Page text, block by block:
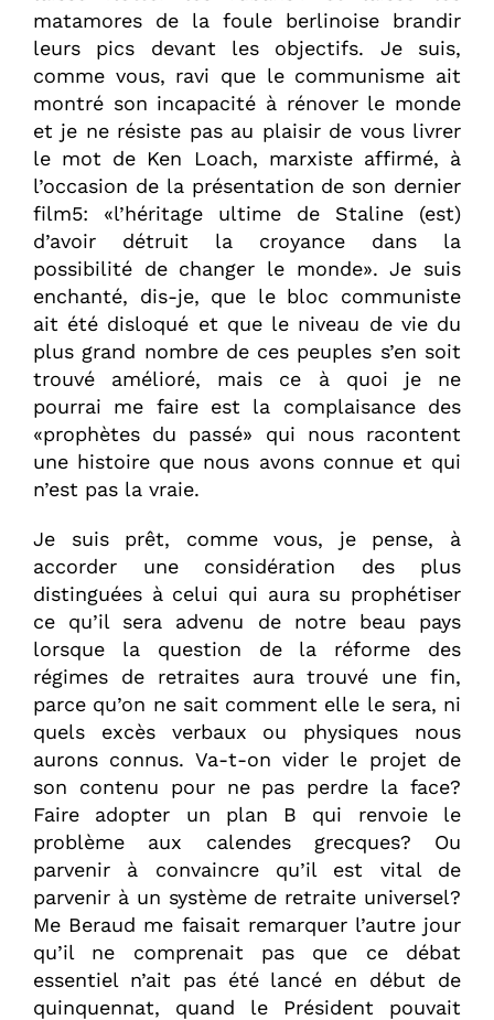
matamores de la foule berlinoise brandir
leurs pics devant les objectifs. Je suis,
comme vous, ravi que le communisme ait
montré son incapacité à rénover le monde
et je ne résiste pas au plaisir de vous livrer
le mot de Ken Loach, marxiste affirmé, à
l’occasion de la présentation de son dernier
film5: «l’héritage ultime de Staline (est)
d’avoir détruit la croyance dans la
possibilité de changer le monde». Je suis
enchanté, dis-je, que le bloc communiste
ait été disloqué et que le niveau de vie du
plus grand nombre de ces peuples s’en soit
trouvé amélioré, mais ce à quoi je ne
pourrai me faire est la complaisance des
«prophètes du passé» qui nous racontent
une histoire que nous avons connue et qui
n’est pas la vraie.
Je suis prêt, comme vous, je pense, à
accorder une considération des plus
distinguées à celui qui aura su prophétiser
ce qu’il sera advenu de notre beau pays
lorsque la question de la réforme des
régimes de retraites aura trouvé une fin,
parce qu’on ne sait comment elle le sera, ni
quels excès verbaux ou physiques nous
aurons connus. Va-t-on vider le projet de
son contenu pour ne pas perdre la face?
Faire adopter un plan B qui renvoie le
problème aux calendes grecques? Ou
parvenir à convaincre qu’il est vital de
parvenir à un système de retraite universel?
Me Beraud me faisait remarquer l’autre jour
qu’il ne comprenait pas que ce débat
essentiel n’ait pas été lancé en début de
quinquennat, quand le Président pouvait